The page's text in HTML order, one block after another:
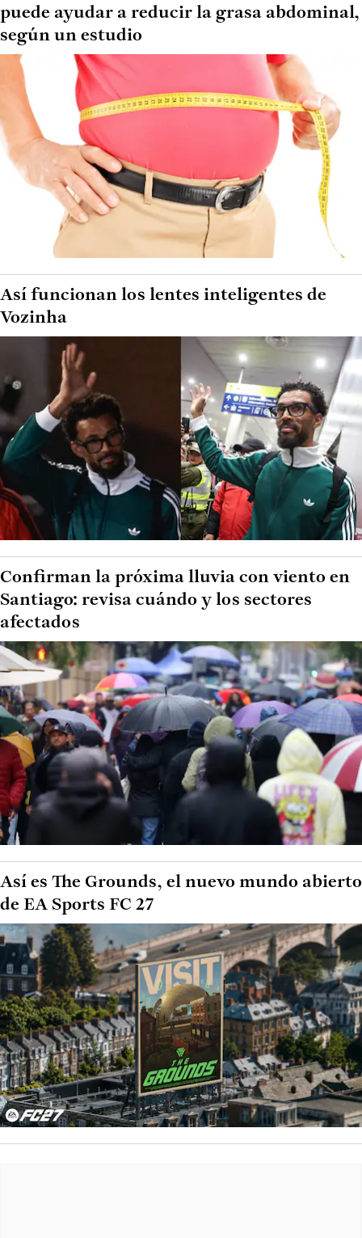
puede ayudar a reducir la grasa abdominal,
según un estudio
Así funcionan los lentes inteligentes de
Vozinha
Confirman la próxima lluvia con viento en
Santiago: revisa cuándo y los sectores
afectados
Así es The Grounds, el nuevo mundo abierto
de EA Sports FC 27